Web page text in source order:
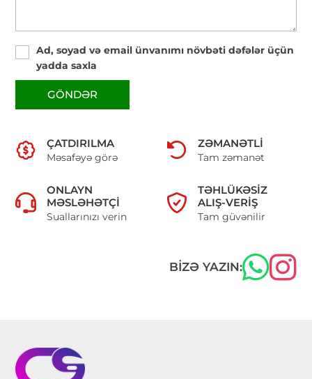
Ad, soyad və email ünvanımı növbəti dəfələr üçün
yadda saxla
GÖNDƏR
ÇATDIRILMA
Məsafəyə görə
ZƏMANƏTLI
Tam zəmanət
ONLAYN
MƏSLƏHƏTÇI
Suallarınızı verin
TƏHLÜKƏSIZ
ALIŞ-VERIŞ
Tam güvənilir
BIZƏ YAZIN: